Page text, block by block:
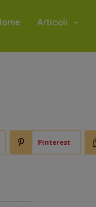
Articoli
Pinterest